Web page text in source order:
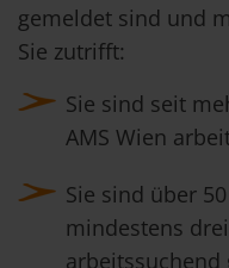
gemeldet sind und
Sie zutrifft:
Sie sind seit
AMS Wien
Sie sind über
mindestens
arbeitssuchend